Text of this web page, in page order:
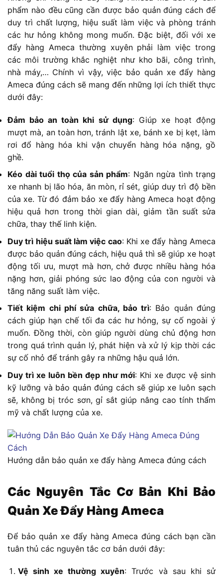
phẩm nào đều cũng cần được bảo quản đúng cách để
duy trì chất lượng, hiệu suất làm việc và phòng tránh
các hư hỏng không mong muốn. Đặc biệt, đối với xe
đẩy hàng Ameca thường xuyên phải làm việc trong
các môi trường khắc nghiệt như kho bãi, công trình,
nhà máy,… Chính vì vậy, việc bảo quản xe đẩy hàng
Ameca đúng cách sẽ mang đến những lợi ích thiết thực
dưới đây:
Đảm bảo an toàn khi sử dụng: Giúp xe hoạt động
mượt mà, an toàn hơn, tránh lật xe, bánh xe bị kẹt, làm
rơi đổ hàng hóa khi vận chuyển hàng hóa nặng, gồ
ghề.
Kéo dài tuổi thọ của sản phẩm: Ngăn ngừa tình trạng
xe nhanh bị lão hóa, ăn mòn, rỉ sét, giúp duy trì độ bền
của xe. Từ đó đảm bảo xe đẩy hàng Ameca hoạt động
hiệu quả hơn trong thời gian dài, giảm tần suất sửa
chữa, thay thế linh kiện.
Duy trì hiệu suất làm việc cao: Khi xe đẩy hàng Ameca
được bảo quản đúng cách, hiệu quả thì sẽ giúp xe hoạt
động tối ưu, mượt mà hơn, chở được nhiều hàng hóa
nặng hơn, giải phóng sức lao động của con người và
tăng năng suất làm việc.
Tiết kiệm chi phí sửa chữa, bảo trì: Bảo quản đúng
cách giúp hạn chế tối đa các hư hỏng, sự cố ngoài ý
muốn. Đồng thời, còn giúp người dùng chủ động hơn
trong quá trình quản lý, phát hiện và xử lý kịp thời các
sự cố nhỏ để tránh gây ra những hậu quả lớn.
Duy trì xe luôn bền đẹp như mới: Khi xe được vệ sinh
kỹ lưỡng và bảo quản đúng cách sẽ giúp xe luôn sạch
sẽ, không bị tróc sơn, gỉ sắt giúp nâng cao tính thẩm
mỹ và chất lượng của xe.
Hướng dẫn bảo quản xe đẩy hàng Ameca đúng cách
Các Nguyên Tắc Cơ Bản Khi Bảo
Quản Xe Đẩy Hàng Ameca
Để bảo quản xe đẩy hàng Ameca đúng cách bạn cần
tuân thủ các nguyên tắc cơ bản dưới đây:
Vệ sinh xe thường xuyên: Trước và sau khi sử